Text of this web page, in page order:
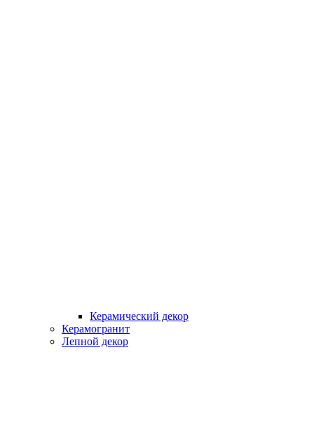
Керамический декор
Керамогранит
Лепной декор